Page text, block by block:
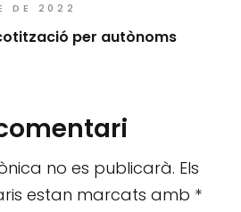
DE 2022
per autònoms
no es publicarà. Els
estan marcats amb *